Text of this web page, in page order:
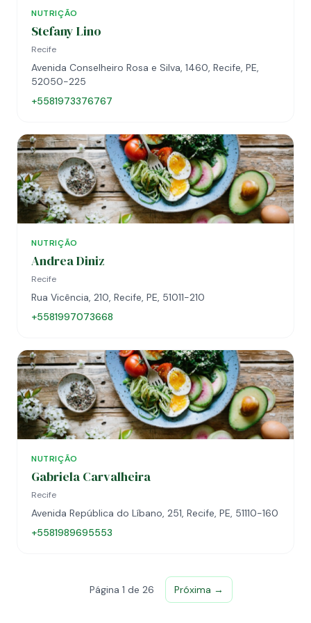
NUTRIÇÃO
Stefany Lino
Recife
Avenida Conselheiro Rosa e Silva, 1460, Recife, PE,
52050-225
+5581973376767
NUTRIÇÃO
Andrea Diniz
Recife
Rua Vicência, 210, Recife, PE, 51011-210
+5581997073668
NUTRIÇÃO
Gabriela Carvalheira
Recife
Avenida República do Líbano, 251, Recife, PE, 51110-160
+5581989695553
Página 1 de 26 Próxima →